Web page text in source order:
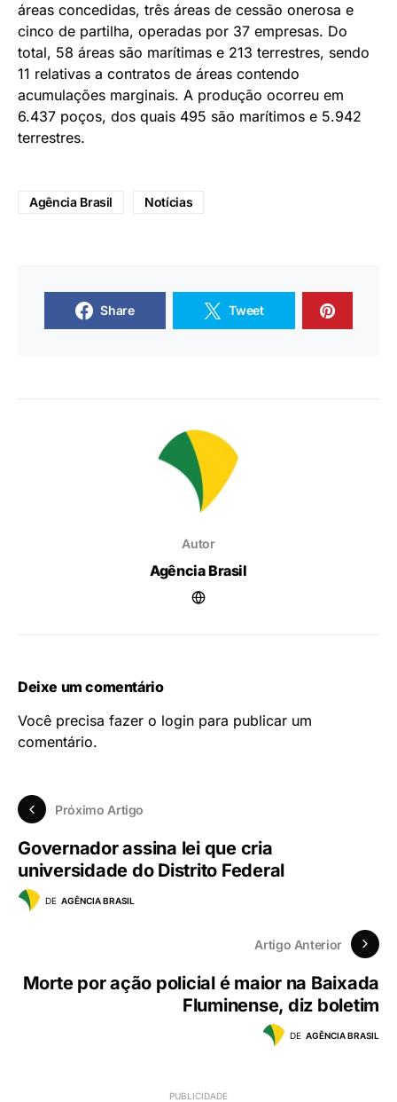
áreas concedidas, três áreas de cessão onerosa e
cinco de partilha, operadas por 37 empresas. Do
total, 58 áreas são marítimas e 213 terrestres, sendo
11 relativas a contratos de áreas contendo
acumulações marginais. A produção ocorreu em
6.437 poços, dos quais 495 são marítimos e 5.942
terrestres.
Agência Brasil Notícias
Share Tweet
Autor
Agência Brasil
Deixe um comentário
Você precisa fazer o login para publicar um
comentário.
Próximo Artigo
Governador assina lei que cria
universidade do Distrito Federal
DE AGÊNCIA BRASIL
Artigo Anterior
Morte por ação policial é maior na Baixada
Fluminense, diz boletim
DE AGÊNCIA BRASIL